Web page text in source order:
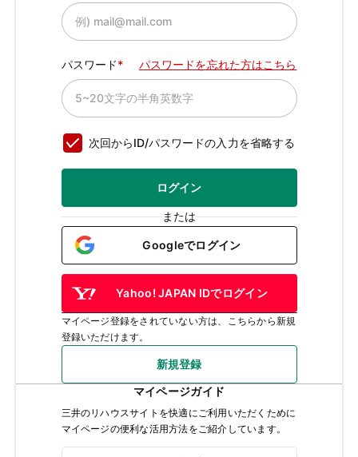
パスワード パスワードを忘れた方はこちら
次回からID/パスワードの入力を省略する
ログイン
または
Googleでログイン
Yahoo! JAPAN IDでログイン
マイページ登録をされていない方は、こちらから新規
登録いただけます。
新規登録
マイページガイド
三井のリハウスサイトを快適にご利用いただくために
マイページの便利な活用方法をご紹介しています。